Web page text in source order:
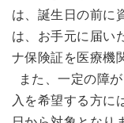
は、誕生日の前に
は、お手元に届い
ナ保険証を医療機
また、一定の障
入を希望する方に